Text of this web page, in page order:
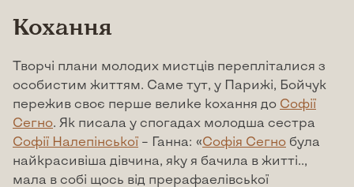
Кохання
Творчі плани молодих мистців перепліталися з
особистим життям. Саме тут, у Парижі, Бойчук
пережив своє перше велике кохання до Софії
Сегно . Як писала у спогадах молодша сестра
Софії Налепінської – Ганна: «Софія Сегно була
найкрасивіша дівчина, яку я бачила в житті..,
мала в собі щось від прерафаелівської